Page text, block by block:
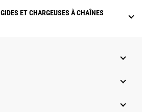
ET CHARGEUSES À CHAÎNES